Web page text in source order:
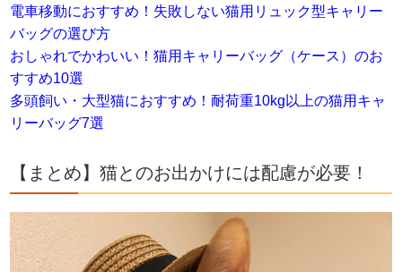
電車移動におすすめ！失敗しない猫用リュック型キャリー
バッグの選び方
おしゃれでかわいい！猫用キャリーバッグ（ケース）のお
すすめ10選
多頭飼い・大型猫におすすめ！耐荷重10kg以上の猫用キャ
リーバッグ7選
【まとめ】猫とのお出かけには配慮が必要！